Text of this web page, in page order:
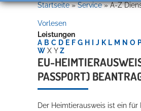
Kultur
Bildung
Startseite»Service»A-Z
Vorlesen
Leistungen
A B C D E F G H J K L M N O
W X Y Z
EU-
PASSPORT)
Der Heimtierausweis ist ein für